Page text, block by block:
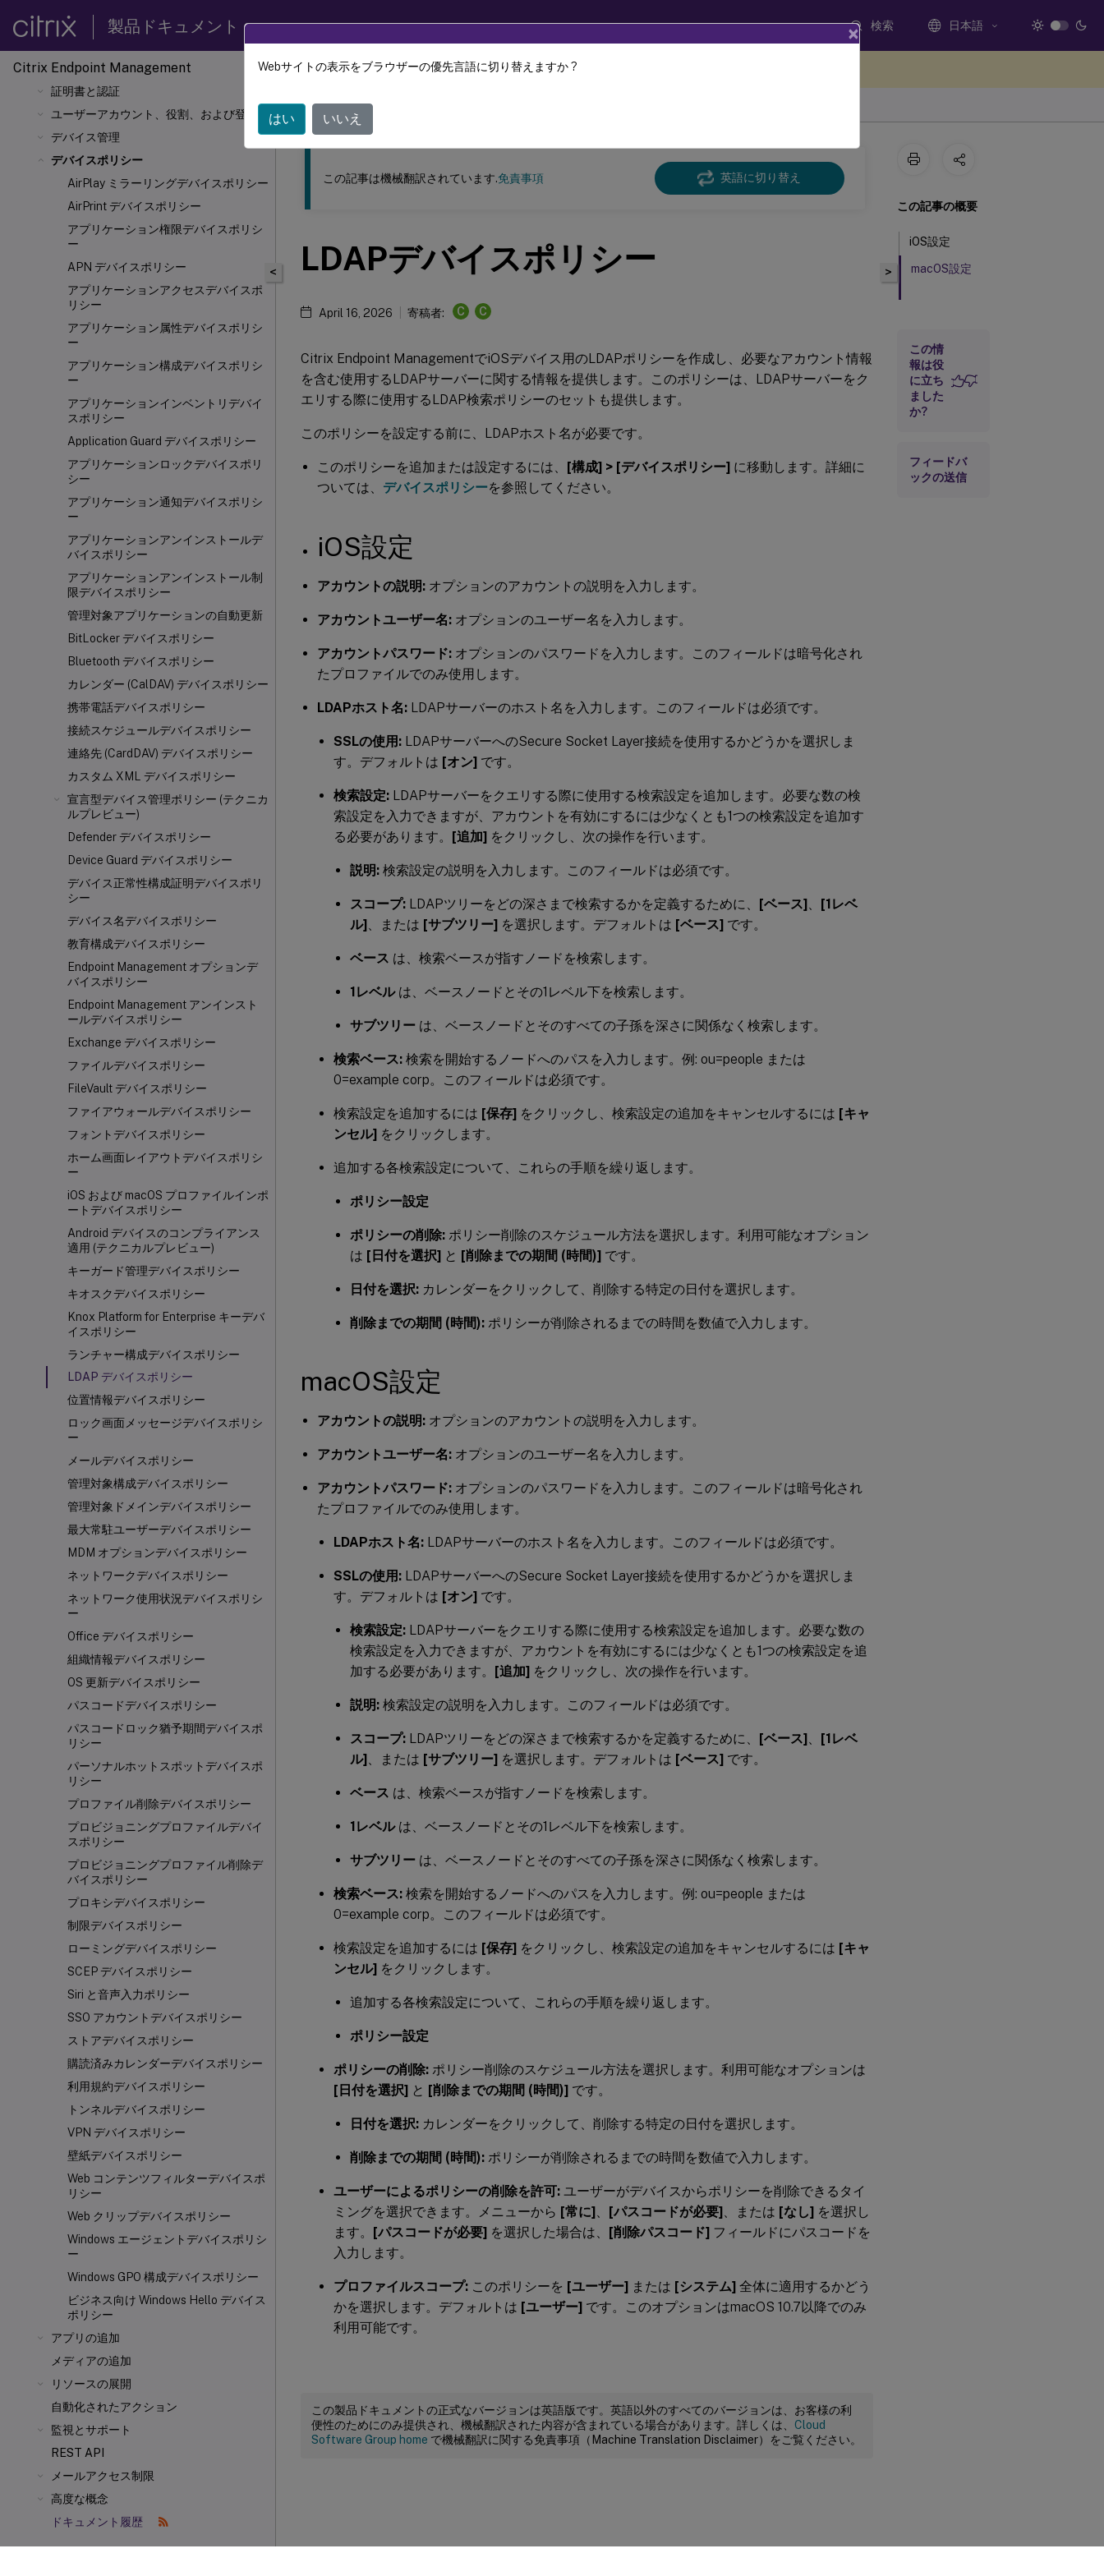
製品ドキュメント 検索 日本語
Citrix Endpoint Management
オンボーディングとリソースのセットア
デバイス登録とリソース配信の準備
証明書と認証
ユーザーアカウント、役割、および登録
デバイス管理
デバイスポリシー
AirPlay ミラーリングデバイスポリシー
AirPrint デバイスポリシー
アプリケーション権限デバイスポリシ
ー
APN デバイスポリシー
アプリケーションアクセスデバイスポ
リシー
アプリケーション属性デバイスポリシ
ー
アプリケーション構成デバイスポリシ
ー
アプリケーションインベントリデバイ
スポリシー
Application Guard デバイスポリシー
アプリケーションロックデバイスポリ
シー
アプリケーション通知デバイスポリシ
ー
アプリケーションアンインストールデ
バイスポリシー
アプリケーションアンインストール制
限デバイスポリシー
管理対象アプリケーションの自動更新
BitLocker デバイスポリシー
Bluetooth デバイスポリシー
カレンダー (CalDAV) デバイスポリシー
携帯電話デバイスポリシー
接続スケジュールデバイスポリシー
連絡先 (CardDAV) デバイスポリシー
カスタム XML デバイスポリシー
宣言型デバイス管理ポリシー (テクニカ
ルプレビュー)
Defender デバイスポリシー
Device Guard デバイスポリシー
デバイス正常性構成証明デバイスポリ
シー
デバイス名デバイスポリシー
教育構成デバイスポリシー
Endpoint Management オプションデ
バイスポリシー
Endpoint Management アンインスト
ールデバイスポリシー
Exchange デバイスポリシー
ファイルデバイスポリシー
FileVault デバイスポリシー
ファイアウォールデバイスポリシー
フォントデバイスポリシー
ホーム画面レイアウトデバイスポリシ
ー
iOS および macOS プロファイルインポ
ートデバイスポリシー
Android デバイスのコンプライアンス
適用 (テクニカルプレビュー)
キーガード管理デバイスポリシー
キオスクデバイスポリシー
Knox Platform for Enterprise キーデバ
イスポリシー
ランチャー構成デバイスポリシー
LDAP デバイスポリシー
位置情報デバイスポリシー
ロック画面メッセージデバイスポリシ
ー
メールデバイスポリシー
管理対象構成デバイスポリシー
管理対象ドメインデバイスポリシー
最大常駐ユーザーデバイスポリシー
MDM オプションデバイスポリシー
ネットワークデバイスポリシー
ネットワーク使用状況デバイスポリシ
ー
Office デバイスポリシー
組織情報デバイスポリシー
OS 更新デバイスポリシー
パスコードデバイスポリシー
パスコードロック猶予期間デバイスポ
リシー
パーソナルホットスポットデバイスポ
リシー
プロファイル削除デバイスポリシー
プロビジョニングプロファイルデバイ
スポリシー
プロビジョニングプロファイル削除デ
バイスポリシー
プロキシデバイスポリシー
制限デバイスポリシー
ローミングデバイスポリシー
SCEP デバイスポリシー
Siri と音声入力ポリシー
SSO アカウントデバイスポリシー
ストアデバイスポリシー
購読済みカレンダーデバイスポリシー
利用規約デバイスポリシー
トンネルデバイスポリシー
VPN デバイスポリシー
壁紙デバイスポリシー
Web コンテンツフィルターデバイスポ
リシー
Web クリップデバイスポリシー
Windows エージェントデバイスポリシ
ー
Windows GPO 構成デバイスポリシー
ビジネス向け Windows Hello デバイス
ポリシー
アプリの追加
メディアの追加
リソースの展開
自動化されたアクション
監視とサポート
REST API
メールアクセス制限
高度な概念
ドキュメント履歴
このコンテンツは動的に機械翻訳されています。
Citrix Endpoint Management
<
この記事は機械翻訳されています.免責事項 英語に切り替え
LDAPデバイスポリシー
April 16, 2026 寄稿者: C C
Citrix Endpoint ManagementでiOSデバイス用のLDAPポリシーを作成し、必要なアカウント情報
を含む使用するLDAPサーバーに関する情報を提供します。このポリシーは、LDAPサーバーをク
エリする際に使用するLDAP検索ポリシーのセットも提供します。
このポリシーを設定する前に、LDAPホスト名が必要です。
このポリシーを追加または設定するには、 [構成] > [デバイスポリシー] に移動します。詳細に
ついては、 デバイスポリシーを参照してください。
iOS設定
アカウントの説明: オプションのアカウントの説明を入力します。
アカウントユーザー名: オプションのユーザー名を入力します。
アカウントパスワード: オプションのパスワードを入力します。このフィールドは暗号化され
たプロファイルでのみ使用します。
LDAPホスト名: LDAPサーバーのホスト名を入力します。このフィールドは必須です。
SSLの使用: LDAPサーバーへのSecure Socket Layer接続を使用するかどうかを選択しま
す。デフォルトは [オン] です。
検索設定: LDAPサーバーをクエリする際に使用する検索設定を追加します。必要な数の検
索設定を入力できますが、アカウントを有効にするには少なくとも1つの検索設定を追加す
る必要があります。 [追加] をクリックし、次の操作を行います。
説明: 検索設定の説明を入力します。このフィールドは必須です。
スコープ: LDAPツリーをどの深さまで検索するかを定義するために、 [ベース]
[1レベ
ル] 、または [サブツリー] を選択します。デフォルトは [ベース] です。
ベース は、検索ベースが指すノードを検索します。
1レベルは、ベースノードとその1レベル下を検索します。
サブツリー は、ベースノードとそのすべての子孫を深さに関係なく検索します。
検索ベース: 検索を開始するノードへのパスを入力します。例: ou=people または
0=example corp。このフィールドは必須です。
検索設定を追加するには [保存] をクリックし、検索設定の追加をキャンセルするには [キャ
ンセル] をクリックします。
追加する各検索設定について、これらの手順を繰り返します。
ポリシー設定
ポリシーの削除: ポリシー削除のスケジュール方法を選択します。利用可能なオプション
は [日付を選択] と [削除までの期間 (時間)] です。
日付を選択: カレンダーをクリックして、削除する特定の日付を選択します。
削除までの期間 (時間): ポリシーが削除されるまでの時間を数値で入力します。
macOS設定
アカウントの説明: オプションのアカウントの説明を入力します。
アカウントユーザー名: オプションのユーザー名を入力します。
アカウントパスワード: オプションのパスワードを入力します。このフィールドは暗号化され
たプロファイルでのみ使用します。
LDAPホスト名: LDAPサーバーのホスト名を入力します。このフィールドは必須です。
SSLの使用: LDAPサーバーへのSecure Socket Layer接続を使用するかどうかを選択しま
す。デフォルトは [オン] です。
検索設定: LDAPサーバーをクエリする際に使用する検索設定を追加します。必要な数の
検索設定を入力できますが、アカウントを有効にするには少なくとも1つの検索設定を追
加する必要があります。 [追加] をクリックし、次の操作を行います。
説明: 検索設定の説明を入力します。このフィールドは必須です。
スコープ: LDAPツリーをどの深さまで検索するかを定義するために、 [ベース]
[1レベ
ル] 、または [サブツリー] を選択します。デフォルトは [ベース] です。
ベース は、検索ベースが指すノードを検索します。
1レベルは、ベースノードとその1レベル下を検索します。
サブツリー は、ベースノードとそのすべての子孫を深さに関係なく検索します。
検索ベース: 検索を開始するノードへのパスを入力します。例: ou=people または
0=example corp。このフィールドは必須です。
検索設定を追加するには [保存] をクリックし、検索設定の追加をキャンセルするには [キャ
ンセル] をクリックします。
追加する各検索設定について、これらの手順を繰り返します。
ポリシー設定
ポリシーの削除: ポリシー削除のスケジュール方法を選択します。利用可能なオプションは
[日付を選択] と [削除までの期間 (時間)] です。
日付を選択: カレンダーをクリックして、削除する特定の日付を選択します。
削除までの期間 (時間): ポリシーが削除されるまでの時間を数値で入力します。
ユーザーによるポリシーの削除を許可: ユーザーがデバイスからポリシーを削除できるタイ
ミングを選択できます。メニューから [常に] [パスコードが必要] 、または [なし] を選択し
ます。 [パスコードが必要] を選択した場合は、 [削除パスコード] フィールドにパスコードを
入力します。
プロファイルスコープ: このポリシーを [ユーザー] または [システム] 全体に適用するかどう
かを選択します。デフォルトは [ユーザー] です。このオプションはmacOS 10.7以降でのみ
利用可能です。
この製品ドキュメントの正式なバージョンは英語版です。英語以外のすべてのバージョンは、お客様の利
便性のためにのみ提供され、機械翻訳された内容が含まれている場合があります。詳しくは、 Cloud
Software Group home で機械翻訳に関する免責事項（Machine Translation Disclaimer）をご覧ください。
>
この記事の概要
iOS設定
macOS設定
この情
報は役
に立ち
ました
か?
フィードバ
ックの送信
×
Webサイトの表示をブラウザーの優先言語に切り替えますか ?
はい いいえ